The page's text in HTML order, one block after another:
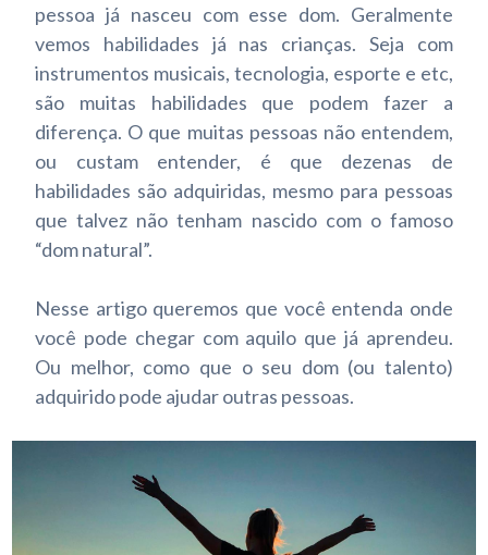
pessoa já nasceu com esse dom. Geralmente
vemos habilidades já nas crianças. Seja com
instrumentos musicais, tecnologia, esporte e etc,
são muitas habilidades que podem fazer a
diferença. O que muitas pessoas não entendem,
ou custam entender, é que dezenas de
habilidades são adquiridas, mesmo para pessoas
que talvez não tenham nascido com o famoso
“dom natural”.
Nesse artigo queremos que você entenda onde
você pode chegar com aquilo que já aprendeu.
Ou melhor, como que o seu dom (ou talento)
adquirido pode ajudar outras pessoas.